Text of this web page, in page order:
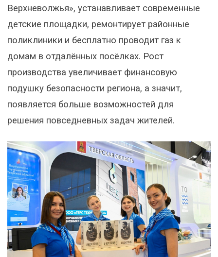
Верхневолжья», устанавливает современные
детские площадки, ремонтирует районные
поликлиники и бесплатно проводит газ к
домам в отдалённых посёлках. Рост
производства увеличивает финансовую
подушку безопасности региона, а значит,
появляется больше возможностей для
решения повседневных задач жителей.